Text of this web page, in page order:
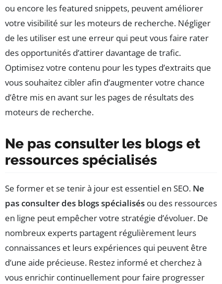
ou encore les featured snippets, peuvent améliorer
votre visibilité sur les moteurs de recherche. Négliger
de les utiliser est une erreur qui peut vous faire rater
des opportunités d’attirer davantage de trafic.
Optimisez votre contenu pour les types d’extraits que
vous souhaitez cibler afin d’augmenter votre chance
d’être mis en avant sur les pages de résultats des
moteurs de recherche.
Ne pas consulter les blogs et
ressources spécialisés
Se former et se tenir à jour est essentiel en SEO. Ne
pas consulter des blogs spécialisés ou des ressources
en ligne peut empêcher votre stratégie d’évoluer. De
nombreux experts partagent régulièrement leurs
connaissances et leurs expériences qui peuvent être
d’une aide précieuse. Restez informé et cherchez à
vous enrichir continuellement pour faire progresser